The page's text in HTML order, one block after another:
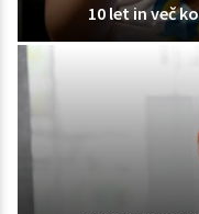
10 let in več